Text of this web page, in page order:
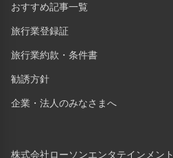
おすすめ記事一覧
旅行業登録証
旅行業約款・条件書
勧誘方針
企業・法人のみなさまへ
株式会社ローソンエンタテインメント